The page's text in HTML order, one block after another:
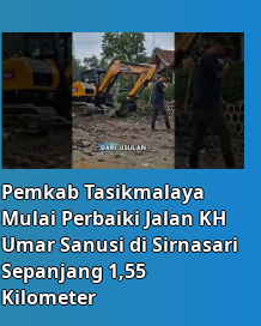
Pemkab Tasikmalaya
Mulai Perbaiki Jalan KH
Umar Sanusi di Sirnasari
Sepanjang 1,55
Kilometer